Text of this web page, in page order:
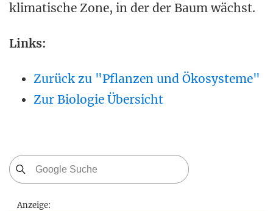
klimatische Zone, in der der Baum wächst.
Links:
Zurück zu "Pflanzen und Ökosysteme"
Zur Biologie Übersicht
Anzeige: